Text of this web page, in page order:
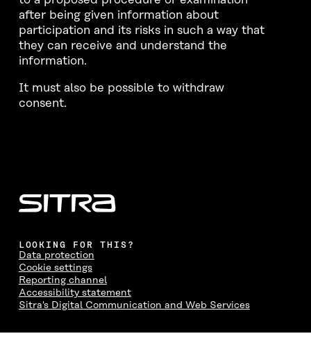
after being given information about
participation and its risks in such a way that
they can receive and understand the
information.
It must also be possible to withdraw
consent.
LOOKING FOR THIS?
Data protection
Cookie settings
Reporting channel
Accessibility statement
Sitra's Digital Communication and Web Services